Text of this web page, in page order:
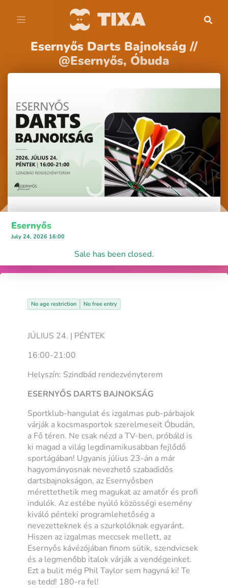
Esernyős Darts Bajnokság //
@Esernyős, Óbuda
Esernyős
July 24, 2026 16:00
Sale has been closed.
No age restriction No free entry
JÚLIUS 24. | PÉNTEK
16:00-21:00
Helyszín: Szindbád rendezvényterem
ESERNYŐS DARTS BAJNOKSÁG
Sportklub-hangulat és izgalmas pub-párbajok
várják a kocsmasportok szerelmeseit Óbudán,
a Fő téren. Ne csak nézd a TV-ben, próbáld is
ki magad a világ legdinamikusabban fejlődő
sportágában! Ugyanis július 23-án a már
hagyományosnak nevezhető szabadidős
dartsbajnokságon, az Esernyősben
mérettethetik meg magukat az amatőr és profi
indulók. Az estébe nyúló közösségi esemény
kiváló pénteki programlehetőség a
nevezetteknek és a szurkolóknak egyaránt.
Hiszen az izgalmas meccsek mellett, az
Esernyős kávézójában finom sütik, szendvicsek
és a legmenőbb italok várják a vendégeinket.
Ezt a bulit még Phil Taylor sem hagyná ki! Te
se tedd! 180-ra fel!